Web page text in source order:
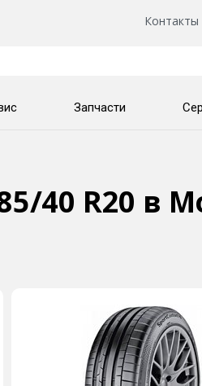
Контакты
Запчасти
40 R20 в